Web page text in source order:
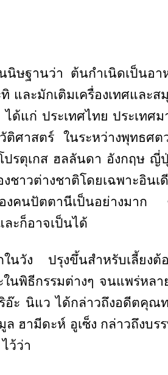
ษฐานว่า ต้นกำเนิดเป็นอา
ละมักเติมเครื่องเทศและส
แก่ ประเทศไทย ประเทศม
ศาสตร์ ในระหว่างพุทธศต
รตุเกส ฮลลันดา อังกฤษ ญี่
าวต่างชาติโดยเฉพาะอิน
งคนปัตตานีเป็นอย่างมาก
ละก็อาจเป็นได้
ในวัง ปรุงขึ้นสำหรับเลี้ยง
ในพิธีกรรมต่างๆ จนแพร่ห
ะ นิแว ได้กล่าวถึงอดีตคุณ
ฮามีดะห์ อูเซ็ง กล่าวถึงบร
ว้ว่า